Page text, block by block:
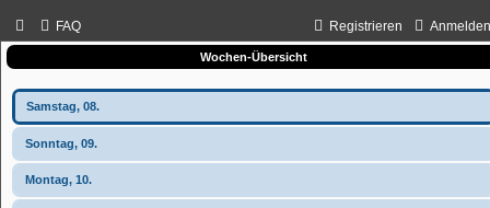
FAQ Registrieren
Wochen-Übersicht
Samstag, 08.
Sonntag, 09.
Montag, 10.